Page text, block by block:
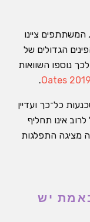
המשתתפים ציינו
הגדולים של
נוספו השוואות
.
כל־כך ועדיין
אינו תחליף
מציגה התפלגות
יש